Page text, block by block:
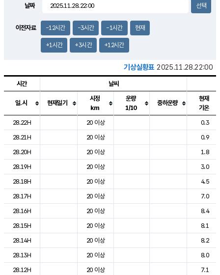
1.0m/s
날짜
이전자료 -12시간 -3시간 -1시간 현재
+1시간 +3시간 +12시간
기상실황표 2025.11.28.22:00
도시별 기상실황표로 지점, 날씨, 기온, 강수, 바람, 기압등을 안내한 표입
시간 날씨
일.시 현재일기
시정
km
운량
1/10
중하운량
현재
기온
28.22H
20 이상
0.3
28.21H
20 이상
0.9
28.20H
20 이상
1.8
28.19H
20 이상
3.0
28.18H
20 이상
4.5
28.17H
20 이상
7.0
28.16H
20 이상
8.4
28.15H
20 이상
8.1
28.14H
20 이상
8.2
28.13H
20 이상
8.0
28.12H
20 이상
7.1